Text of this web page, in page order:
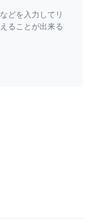
どを入力してリ
ることが出来る